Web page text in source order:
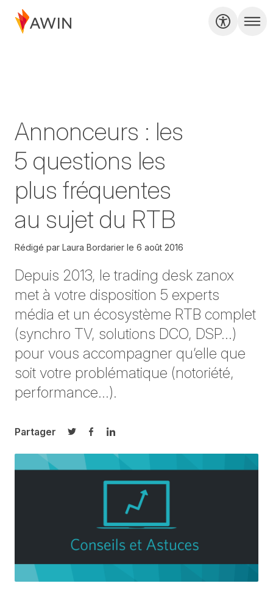
Annonceurs : les
5 questions les
plus fréquentes
au sujet du RTB‬
Rédigé par Laura Bordarier le 6 août 2016
Depuis 2013, le trading desk zanox
met à votre disposition 5 experts
média et un écosystème RTB complet
(synchro TV, solutions DCO, DSP…)
pour vous accompagner qu’elle que
soit votre problématique (notoriété,
performance…).
Partager
Partager sur Twitter
Partager sur Facebook
Partager sur LinkedIn